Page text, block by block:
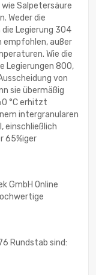
Salpetersäure
Weder die
Legierung 304
empfohlen, außer
Wie die
Legierungen 800,
von
sie übermäßig
°C erhitzt
intergranularen
einschließlich
65%iger
GmbH Online
Rundstab sind: